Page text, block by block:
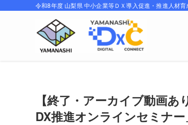
令和8年度 山梨県 中小企業等ＤＸ導入促進・推進人材
【終了・アーカイブ動画
DX推進オンラインセミナ